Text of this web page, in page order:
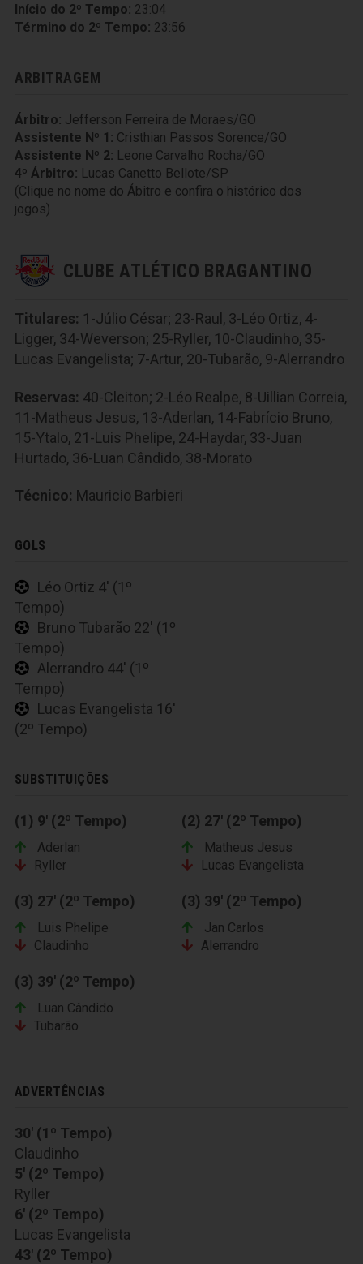
Início do 2º Tempo: 23:04
Término do 2º Tempo: 23:56
ARBITRAGEM
Árbitro: Jefferson Ferreira de Moraes/GO
Assistente Nº 1: Cristhian Passos Sorence/GO
Assistente Nº 2: Leone Carvalho Rocha/GO
4º Árbitro: Lucas Canetto Bellote/SP
(Clique no nome do Ábitro e confira o histórico dos
jogos)
CLUBE ATLÉTICO BRAGANTINO
Titulares: 1-Júlio César; 23-Raul, 3-Léo Ortiz, 4-
Ligger, 34-Weverson; 25-Ryller, 10-Claudinho, 35-
Lucas Evangelista; 7-Artur, 20-Tubarão, 9-Alerrandro
Reservas: 40-Cleiton; 2-Léo Realpe, 8-Uillian Correia,
11-Matheus Jesus, 13-Aderlan, 14-Fabrício Bruno,
15-Ytalo, 21-Luis Phelipe, 24-Haydar, 33-Juan
Hurtado, 36-Luan Cândido, 38-Morato
Técnico: Mauricio Barbieri
GOLS
Léo Ortiz 4' (1º
Tempo)
Bruno Tubarão 22' (1º
Tempo)
Alerrandro 44' (1º
Tempo)
Lucas Evangelista 16'
(2º Tempo)
SUBSTITUIÇÕES
(1) 9' (2º Tempo)
Aderlan
Ryller
(2) 27' (2º Tempo)
Matheus Jesus
Lucas Evangelista
(3) 27' (2º Tempo)
Luis Phelipe
Claudinho
(3) 39' (2º Tempo)
Jan Carlos
Alerrandro
(3) 39' (2º Tempo)
Luan Cândido
Tubarão
ADVERTÊNCIAS
30' (1º Tempo)
Claudinho
5' (2º Tempo)
Ryller
6' (2º Tempo)
Lucas Evangelista
43' (2º Tempo)